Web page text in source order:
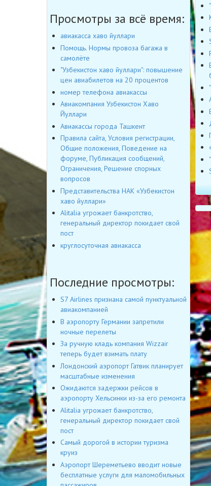
Просмотры за всё время:
авиакасса хаво йуллари
Помощь. Нормы провоза багажа в
самолёте
"Узбекистон хаво йуллари": повышение
цен авиабилетов на 20 процентов
номер телефона авиакассы
Авиакомпания Узбекистон Хаво
Йуллари
Авиакассы города Ташкент
Правила сайта, Условия регистрации,
Общие положения, Поведение на
форуме, Публикация сообщений,
Ограничения, Решение спорных
вопросов
Представительства НАК «Узбекистон
хаво йуллари»
Alitalia угрожает банкротство,
генеральный директор покидает свой
пост
круглосуточная авиакасса
Последние просмотры:
S7 Airlines признана самой пунктуальной
авиакомпанией
В аэропорту Германии запретили
ночные перелеты
За ручную кладь компания Wizzair
теперь будет взимать плату
Лондонский аэропорт Гатвик планирует
масштабные изменения
Ожидаются задержки рейсов в
аэропорту Хельсинки из-за его ремонта
Alitalia угрожает банкротство,
генеральный директор покидает свой
пост
Cамый дорогой в истории туризма
круиз
Аэропорт Шереметьево вводит новые
бесплатные услуги для маломобильных